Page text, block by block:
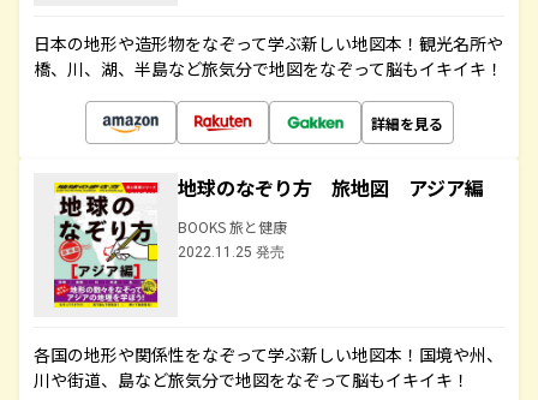
日本の地形や造形物をなぞって学ぶ新しい地図本！観光名所や
橋、川、湖、半島など旅気分で地図をなぞって脳もイキイキ！
詳細を見る
地球のなぞり方 旅地図 アジア編
BOOKS 旅と健康
2022.11.25 発売
各国の地形や関係性をなぞって学ぶ新しい地図本！国境や州、
川や街道、島など旅気分で地図をなぞって脳もイキイキ！